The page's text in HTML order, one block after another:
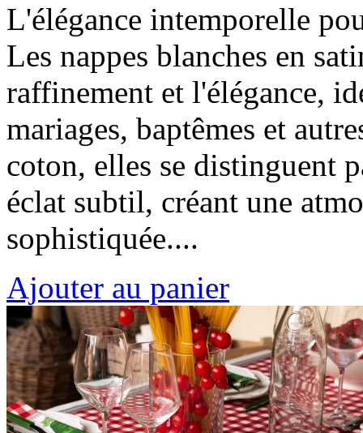
L'élégance intemporelle
Les nappes blanches en
raffinement et l'élégance,
mariages, baptêmes et
coton, elles se distinguent
éclat subtil, créant une
sophistiquée....
Ajouter au panier